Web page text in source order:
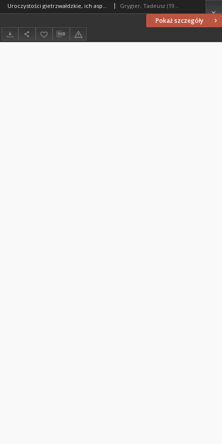
Pokaż szczegóły
Uroczystości gietrzwałdzkie, ich aspekt katolicki oraz polski w latach 1877-1944 w świetle władz wschodniopruskich Grygier, Tadeusz (1916-2000)